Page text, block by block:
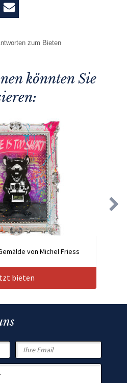
zum Bieten
könnten Sie
von Michel Friess
bieten